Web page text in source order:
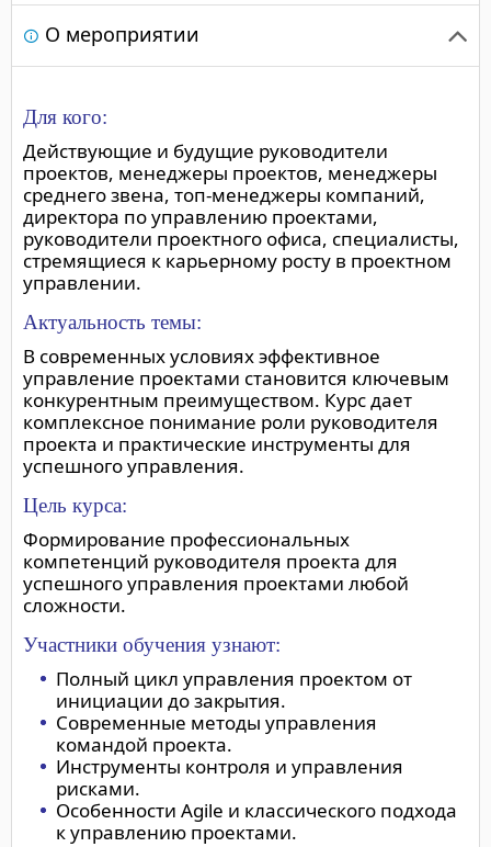
О мероприятии
Для кого:
Действующие и будущие руководители
проектов, менеджеры проектов, менеджеры
среднего звена, топ-менеджеры компаний,
директора по управлению проектами,
руководители проектного офиса, специалисты,
стремящиеся к карьерному росту в проектном
управлении.
Актуальность темы:
В современных условиях эффективное
управление проектами становится ключевым
конкурентным преимуществом. Курс дает
комплексное понимание роли руководителя
проекта и практические инструменты для
успешного управления.
Цель курса:
Формирование профессиональных
компетенций руководителя проекта для
успешного управления проектами любой
сложности.
Участники обучения узнают:
Полный цикл управления проектом от
инициации до закрытия.
Современные методы управления
командой проекта.
Инструменты контроля и управления
рисками.
Особенности Agile и классического подхода
к управлению проектами.